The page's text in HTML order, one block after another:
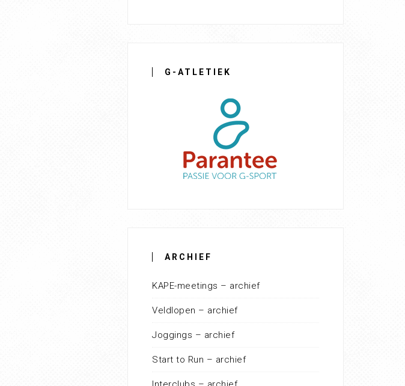
G-ATLETIEK
ARCHIEF
KAPE-meetings – archief
Veldlopen – archief
Joggings – archief
Start to Run – archief